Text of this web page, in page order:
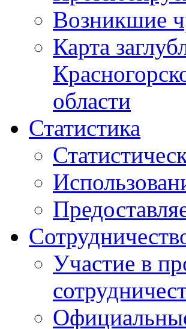
Возникшие
Карта
области
Статистика
Участие в